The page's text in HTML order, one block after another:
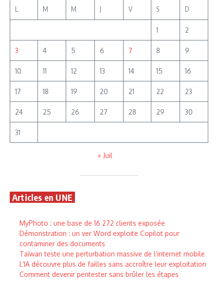
L M M J V S D
1 2
3 4 5 6 7 8 9
10 11 12 13 14 15 16
17 18 19 20 21 22 23
24 25 26 27 28 29 30
31
« Juil
Articles en UNE
MyPhoto : une base de 16 272 clients exposée
Démonstration : un ver Word exploite Copilot pour
contaminer des documents
Taïwan teste une perturbation massive de l’internet mobile
L’IA découvre plus de failles sans accroître leur exploitation
Comment devenir pentester sans brûler les étapes